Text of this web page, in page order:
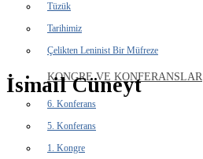
Tüzük
Tarihimiz
Çelikten Leninist Bir Müfreze
KONGRE VE KONFERANSLAR
6. Konferans
5. Konferans
1. Kongre
İsmail Cüneyt